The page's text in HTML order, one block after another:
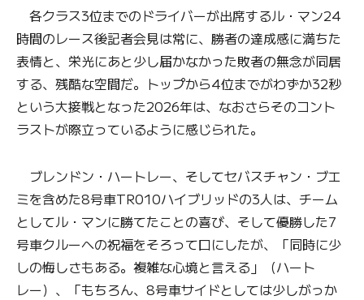
各クラス3位までのドライバーが出席するル・マン24
時間のレース後記者会見は常に、勝者の達成感に満ちた
表情と、栄光にあと少し届かなかった敗者の無念が同居
する、残酷な空間だ。トップから4位までがわずか32秒
という大接戦となった2026年は、なおさらそのコント
ラストが際立っているように感じられた。
ブレンドン・ハートレー、そしてセバスチャン・ブエ
ミを含めた8号車TR010ハイブリッドの3人は、チーム
としてル・マンに勝てたことの喜び、そして優勝した7
号車クルーへの祝福をそろって口にしたが、「同時に少
しの悔しさもある。複雑な心境と言える」（ハート
レー）、「もちろん、8号車サイドとしては少しがっか